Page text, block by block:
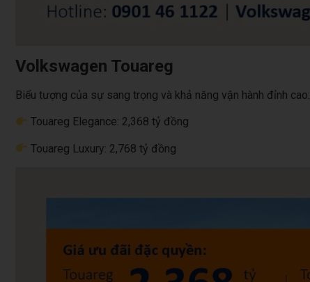
Volkswagen Touareg
Biểu tượng của sự sang trọng và khả năng vận hành đỉnh cao:
Touareg Elegance: 2,368 tỷ đồng
Touareg Luxury: 2,768 tỷ đồng